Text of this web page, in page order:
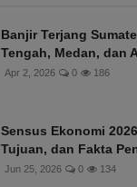
Banjir Terjang
Tengah, Medan, dan
Apr 2, 2026 0 186
Sensus Ekonomi
Tujuan, dan Fakta
Jun 25, 2026 0 134